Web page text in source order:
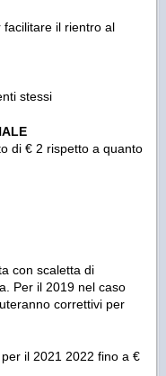
il rientro al
stessi
di € 2 rispetto a quanto
con scaletta di
Per il 2019 nel caso
correttivi per
il 2021 2022 fino a €